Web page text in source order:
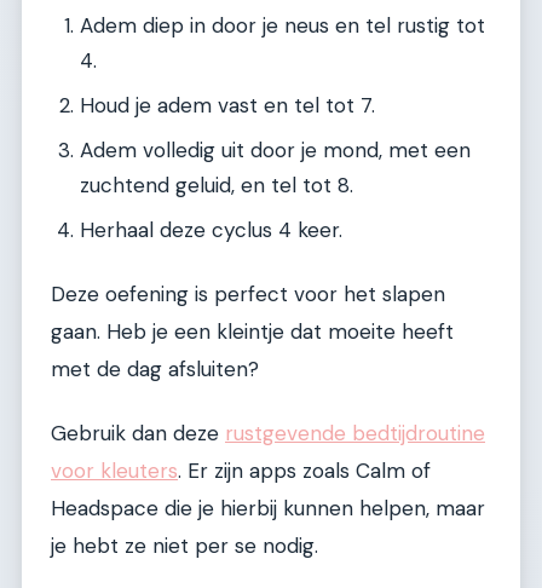
Adem diep in door je neus en tel rustig tot
4.
Houd je adem vast en tel tot 7.
Adem volledig uit door je mond, met een
zuchtend geluid, en tel tot 8.
Herhaal deze cyclus 4 keer.
Deze oefening is perfect voor het slapen
gaan. Heb je een kleintje dat moeite heeft
met de dag afsluiten?
Gebruik dan deze rustgevende bedtijdroutine
voor kleuters. Er zijn apps zoals Calm of
Headspace die je hierbij kunnen helpen, maar
je hebt ze niet per se nodig.